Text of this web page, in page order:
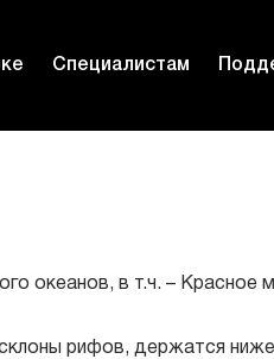
Специалистам
океанов, в т.ч. – Красное
рифов, держатся